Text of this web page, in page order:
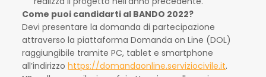
Come puoi candidarti al BANDO 2022?
Devi presentare la domanda di partecipazione
attraverso la piattaforma Domanda on Line (DOL)
raggiungibile tramite PC, tablet e smartphone
all’indirizzohttps://domandaonline.serviziocivile.it.